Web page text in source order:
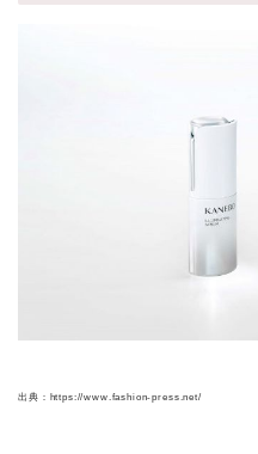
出典：https://www.fashion-press.net/